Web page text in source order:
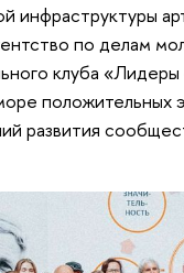
инфраструктуры
по делам
клуба
развития